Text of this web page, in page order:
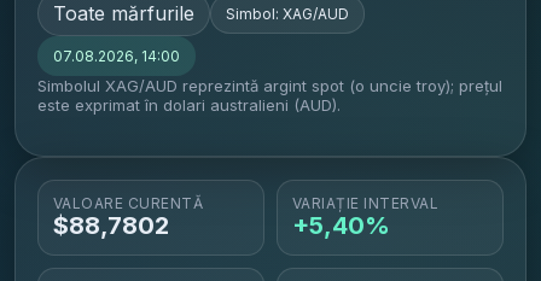
Toate mărfurile
Simbol: XAG/AUD
07.08.2026, 14:00
Simbolul XAG/AUD reprezintă argint spot (o uncie troy); prețul
este exprimat în dolari australieni (AUD).
VALOARE CURENTĂ
$88,7802
VARIAȚIE INTERVAL
+5,40%